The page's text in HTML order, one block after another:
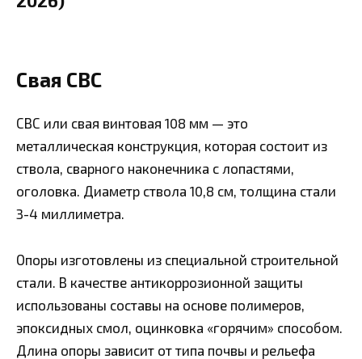
Свая СВС
СВС или свая винтовая 108 мм — это
металлическая конструкция, которая состоит из
ствола, сварного наконечника с лопастями,
оголовка. Диаметр ствола 10,8 см, толщина стали
3-4 миллиметра.
Опоры изготовлены из специальной строительной
стали. В качестве антикоррозионной защиты
использованы составы на основе полимеров,
эпоксидных смол, оцинковка «горячим» способом.
Длина опоры зависит от типа почвы и рельефа